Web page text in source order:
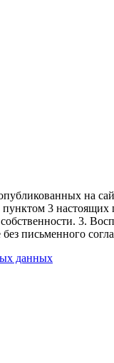
на
3 настоящих
3.
письменного
данных